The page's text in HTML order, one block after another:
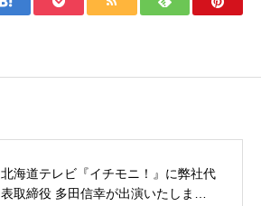
北海道テレビ『イチモニ！』に弊社代
表取締役 多田信幸が出演いたしま…